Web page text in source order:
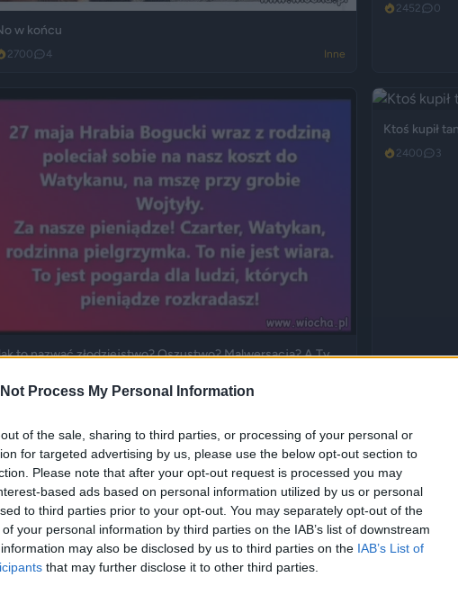
Not Process My Personal Information
of the sale, sharing to third parties, or processing of your personal or
for targeted advertising by us, please use the below opt-out section to
Please note that after your opt-out request is processed you may
based ads based on personal information utilized by us or personal
to third parties prior to your opt-out. You may separately opt-out of the
your personal information by third parties on the IAB’s list of downstream
may also be disclosed by us to third parties on the IAB’s List of
that may further disclose it to other third parties.
w końcu
2700 4 Inne
2452 0
to nazwać złodziejstwo? Oszustwo? Malwersacja? A Ty
2420 1
Ktoś kupił
2400 3